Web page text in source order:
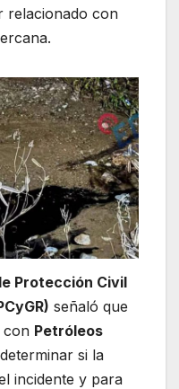
relacionado con
Protección Civil
señaló que
con Petróleos
si la
incidente y para